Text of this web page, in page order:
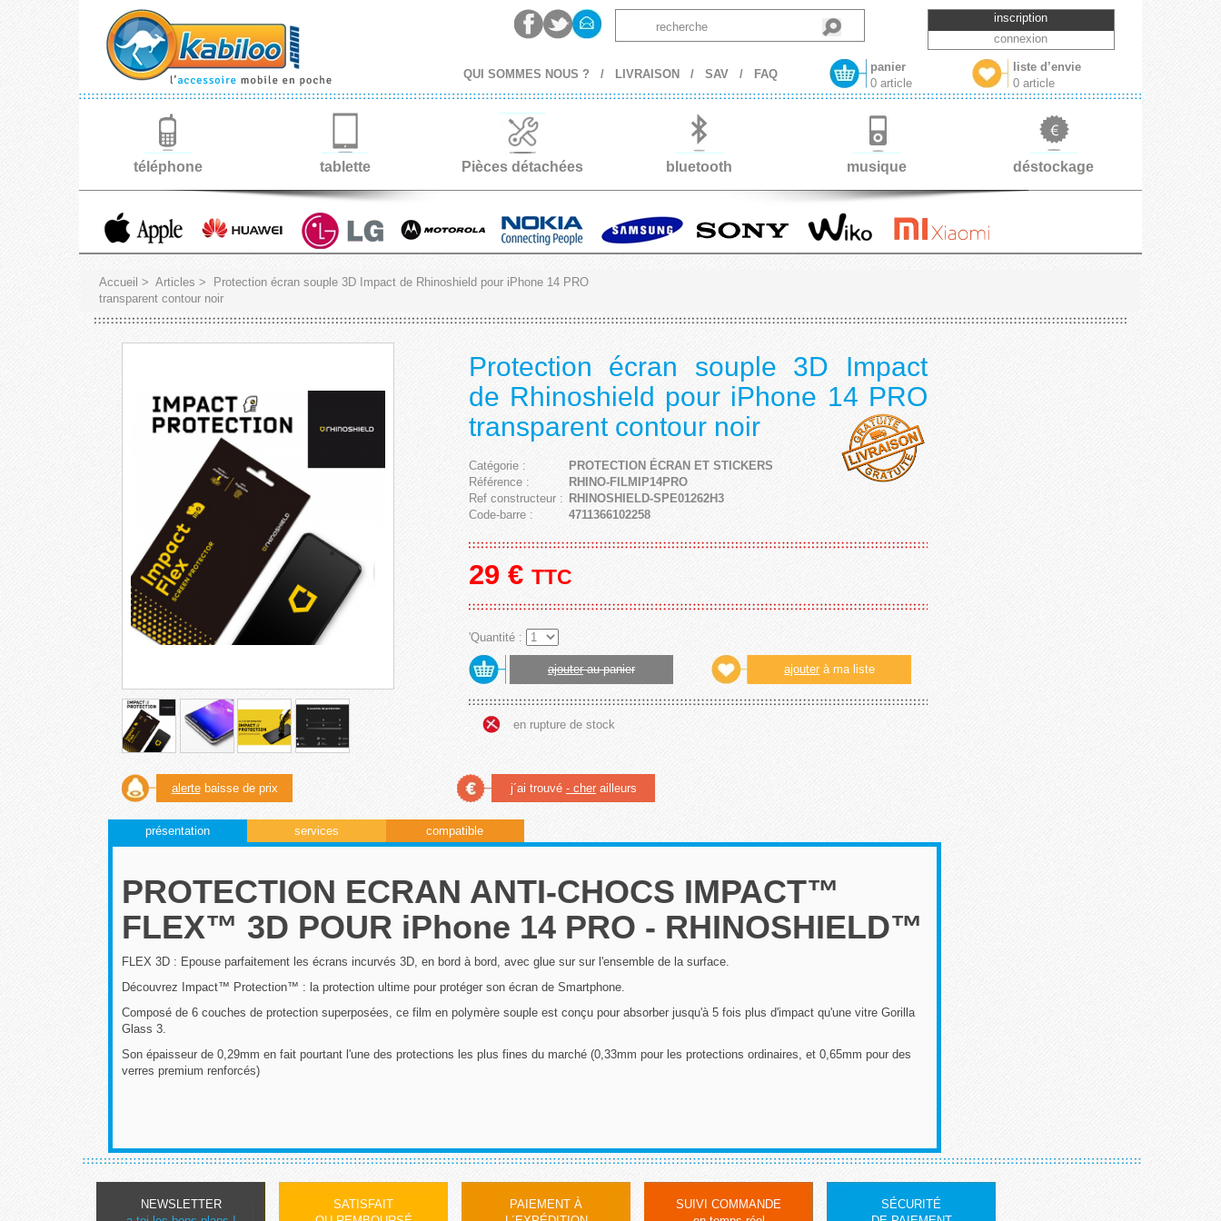
inscription
connexion
QUI SOMMES NOUS ? / LIVRAISON / SAV / FAQ
panier
0 article
liste d’envie
0 article
téléphone tablette Pièces détachées bluetooth musique déstockage
Accueil > Articles >
Protection écran souple 3D Impact de Rhinoshield pour iPhone 14 PRO
transparent contour noir
Protection écran souple 3D Impact
de Rhinoshield pour iPhone 14 PRO
transparent contour noir
Catégorie :
PROTECTION ÉCRAN ET STICKERS
Référence :
RHINO-FILMIP14PRO
Ref constructeur : RHINOSHIELD-SPE01262H3
Code-barre :
4711366102258
29€ TTC
'Quantité :
ajouterau panier ajouter à ma liste
en rupture de stock
alertebaisse de prix j´ai trouvé - cherailleurs
présentation services compatible
PROTECTION ECRAN ANTI-CHOCS IMPACT™
FLEX™ 3D POUR iPhone 14 PRO - RHINOSHIELD™
FLEX 3D : Epouse parfaitement les écrans incurvés 3D, en bord à bord, avec glue sur sur l'ensemble de la surface.
Découvrez Impact™ Protection™ : la protection ultime pour protéger son écran de Smartphone.
Composé de 6 couches de protection superposées, ce film en polymère souple est conçu pour absorber jusqu'à 5 fois plus d'impact qu'une vitre Gorilla
Glass 3.
Son épaisseur de 0,29mm en fait pourtant l'une des protections les plus fines du marché (0,33mm pour les protections ordinaires, et 0,65mm pour des
verres premium renforcés)
NEWSLETTER
SATISFAIT
PAIEMENT À
SUIVI COMMANDE
SÉCURITÉ